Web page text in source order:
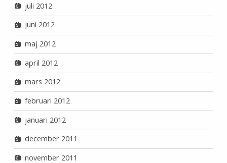
juli 2012
juni 2012
maj 2012
april 2012
mars 2012
februari 2012
januari 2012
december 2011
november 2011